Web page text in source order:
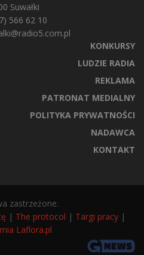
Suwałki
566 62 10
KONKURSY
LUDZIE RADIA
REKLAMA
PATRONAT MEDIALNY
POLITYKA PRYWATNOŚCI
NADAWCA
KONTAKT
zastrzeżone.
| The protocol | Targi pracy |
Laflora.pl